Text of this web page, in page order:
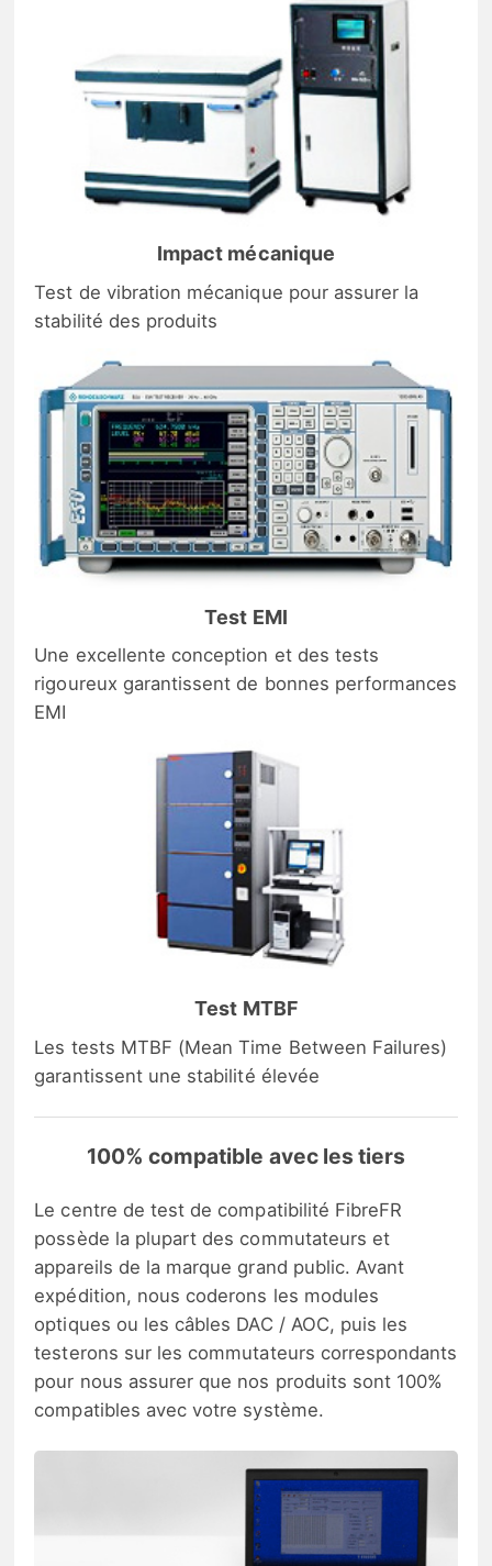
Impact mécanique
Test de vibration mécanique pour assurer la
stabilité des produits
Test EMI
Une excellente conception et des tests
rigoureux garantissent de bonnes performances
EMI
Test MTBF
Les tests MTBF (Mean Time Between Failures)
garantissent une stabilité élevée
100% compatible avec les tiers
Le centre de test de compatibilité FibreFR
possède la plupart des commutateurs et
appareils de la marque grand public. Avant
expédition, nous coderons les modules
optiques ou les câbles DAC / AOC, puis les
testerons sur les commutateurs correspondants
pour nous assurer que nos produits sont 100%
compatibles avec votre système.